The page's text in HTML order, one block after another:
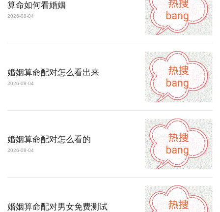
算命如何看婚姻
2026-08-04
婚姻算命配对怎么看出来
2026-08-04
婚姻算命配对怎么看的
2026-08-04
婚姻算命配对男女免费测试